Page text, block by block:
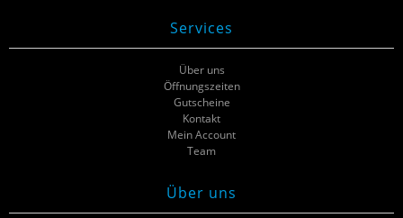
Services
Über uns
Öffnungszeiten
Gutscheine
Kontakt
Mein Account
Team
Über uns